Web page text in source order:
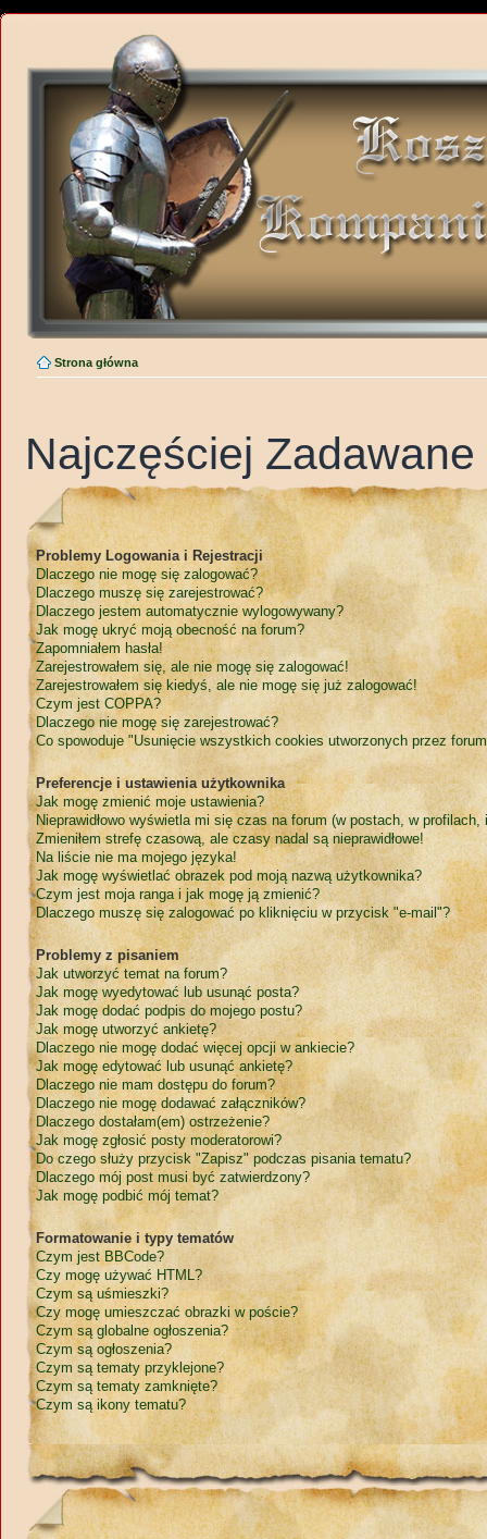
Strona główna
Najczęściej
Problemy Logowania i Rejestracji
Dlaczego nie mogę się zalogować?
Dlaczego muszę się zarejestrować?
Dlaczego jestem automatycznie wylogowywany?
Jak mogę ukryć moją obecność na forum?
Zapomniałem hasła!
Zarejestrowałem się, ale nie mogę się zalogować!
Zarejestrowałem się kiedyś, ale nie mogę się już zalogować!
Czym jest COPPA?
Dlaczego nie mogę się zarejestrować?
Co spowoduje "Usunięcie wszystkich cookies utworzonych przez
Preferencje i ustawienia użytkownika
Jak mogę zmienić moje ustawienia?
Nieprawidłowo wyświetla mi się czas na forum (w postach, w profilach,
Zmieniłem strefę czasową, ale czasy nadal są nieprawidłowe!
Na liście nie ma mojego języka!
Jak mogę wyświetlać obrazek pod moją nazwą użytkownika?
Czym jest moja ranga i jak mogę ją zmienić?
Dlaczego muszę się zalogować po kliknięciu w przycisk "e-mail"?
Problemy z pisaniem
Jak utworzyć temat na forum?
Jak mogę wyedytować lub usunąć posta?
Jak mogę dodać podpis do mojego postu?
Jak mogę utworzyć ankietę?
Dlaczego nie mogę dodać więcej opcji w ankiecie?
Jak mogę edytować lub usunąć ankietę?
Dlaczego nie mam dostępu do forum?
Dlaczego nie mogę dodawać załączników?
Dlaczego dostałam(em) ostrzeżenie?
Jak mogę zgłosić posty moderatorowi?
Do czego służy przycisk "Zapisz" podczas pisania tematu?
Dlaczego mój post musi być zatwierdzony?
Jak mogę podbić mój temat?
Formatowanie i typy tematów
Czym jest BBCode?
Czy mogę używać HTML?
Czym są uśmieszki?
Czy mogę umieszczać obrazki w poście?
Czym są globalne ogłoszenia?
Czym są ogłoszenia?
Czym są tematy przyklejone?
Czym są tematy zamknięte?
Czym są ikony tematu?